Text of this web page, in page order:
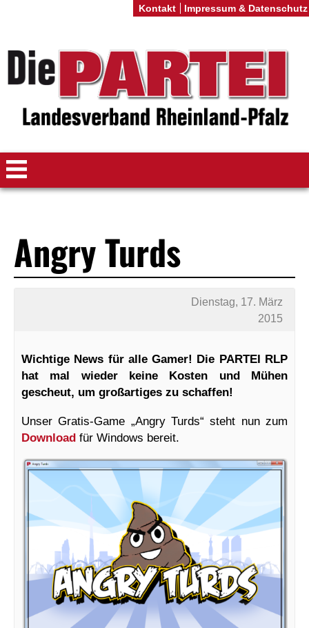
Angry Turds
Dienstag, 17. März
2015
Wichtige News für alle Gamer! Die PARTEI RLP
hat mal wieder keine Kosten und Mühen
gescheut, um großartiges zu schaffen!
Unser Gratis-Game „Angry Turds“ steht nun zum
Download für Windows bereit.
Kontakt Impressum & Datenschutz